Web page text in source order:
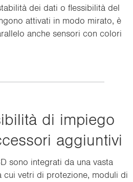
dei dati o flessibilità del
at­ti­va­ti in modo mi­ra­to, è
anche sen­so­ri con co­lo­ri
di im­pie­go
ag­giun­ti­vi
sono in­te­gra­ti da una vasta
cui vetri di pro­te­zio­ne, mo­du­li di